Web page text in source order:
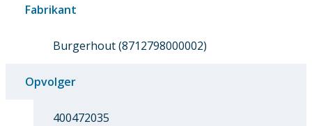
Fabrikant
Burgerhout (8712798000002)
Opvolger
400472035